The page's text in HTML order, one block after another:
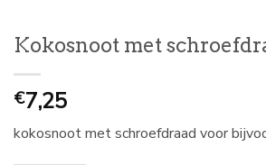
Kokosnoot met
€7,25
kokosnoot met schroefdraad voor